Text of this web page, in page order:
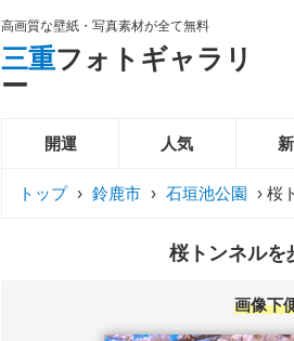
高画質な壁紙・写真素材が全て無料
三重フォトギャラリ
ー
開運 人気
トップ › 鈴鹿市 › 石垣池公園 › 桜
桜トンネル
画像下